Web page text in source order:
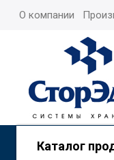
О компании
Каталог